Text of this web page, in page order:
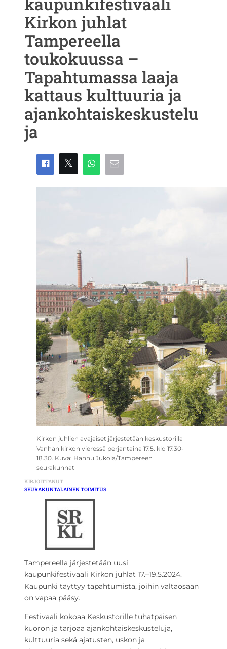
Kirkon juhlat
Tampereella
toukokuussa –
Tapahtumassa laaja
kattaus kulttuuria ja
ajankohtaiskeskustelu
ja
Kirkon juhlien avajaiset järjestetään keskustorilla
Vanhan kirkon vieressä perjantaina 17.5. klo 17.30-
18.30. Kuva: Hannu Jukola/Tampereen
seurakunnat
KIRJOITTANUT
SEURAKUNTALAINEN TOIMITUS
Tampereella järjestetään uusi
kaupunkifestivaali Kirkon juhlat 17.–19.5.2024.
Kaupunki täyttyy tapahtumista, joihin valtaosaan
on vapaa pääsy.
Festivaali kokoaa Keskustorille tuhatpäisen
kuoron ja tarjoaa ajankohtaiskeskusteluja,
kulttuuria sekä ajatusten, uskon ja